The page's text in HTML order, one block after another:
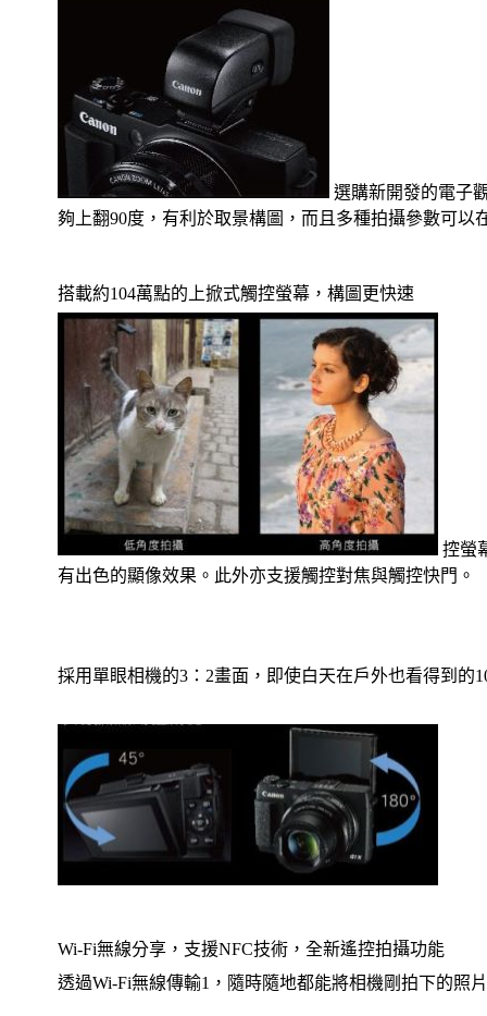
選購新開發的電子
夠上翻90度，有利於取景構圖，而且多種拍攝參數可
搭載約104萬點的上掀式觸控螢幕，構圖更快速
控螢
有出色的顯像效果。此外亦支援觸控對焦與觸控快門。
採用單眼相機的3：2畫面，即使白天在戶外也看得到的
Wi-Fi無線分享，支援NFC技術，全新遙控拍攝功能
透過Wi-Fi無線傳輸1，隨時隨地都能將相機剛拍下的照